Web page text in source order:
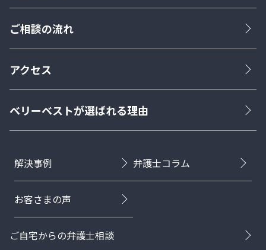
ご相談の流れ
アクセス
ベリーベストが選ばれる理由
解決事例 弁護士コラム
お客さまの声
ご自宅からの弁護士相談